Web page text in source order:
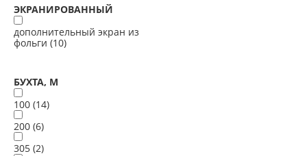
ЭКРАНИРОВАННЫЙ
дополнительный экран из
фольги (10)
БУХТА, М
100 (14)
200 (6)
305 (2)